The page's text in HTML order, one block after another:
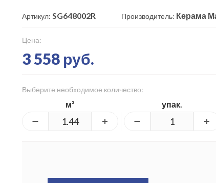
Артикул: SG648002R Производитель: Керама
Цена:
3 558 руб.
Выберите необходимое количество:
м² упак.